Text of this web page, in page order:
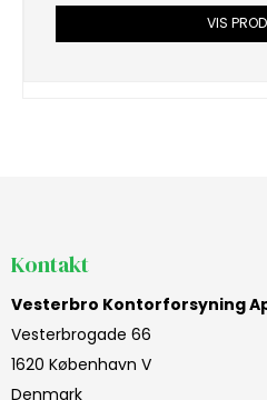
VIS
Kontakt
Vesterbro Kontorforsyning
Vesterbrogade 66
1620 København V
Denmark